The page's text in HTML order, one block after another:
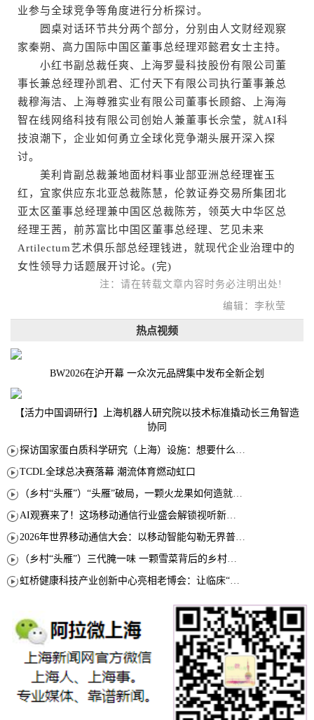
业参与全球竞争等角度进行分析探讨。
圆桌对话环节共分两个部分，分别由人文财经观察
家秦朔、高力国际中国区董事总经理邓懿君女士主持。
小红书副总裁任爽、上海罗曼科技股份有限公司董
事长兼总经理孙凯君、汇付天下有限公司执行董事兼总
裁穆海洁、上海尊雅实业有限公司董事长顾鎔、上海海
智在线网络科技有限公司创始人兼董事长佘莹，就AI科
技浪潮下，企业如何勇立全球化竞争潮头展开深入探
讨。
美利肯副总裁兼地面材料事业部亚洲总经理崔玉
红，宜家供应东北亚总裁陈慧，伦敦证券交易所集团北
亚太区董事总经理兼中国区总裁陈芳，领英大中华区总
经理王茜，前苏富比中国区董事总经理、艺见未来
Artilectum艺术俱乐部总经理钱进，就现代企业治理中的
女性领导力话题展开讨论。(完)
注：请在转载文章内容时务必注明出处!
编辑：李秋莹
热点视频
BW2026在沪开幕 一众次元品牌集中发布全新企划
【活力中国调研行】上海机器人研究院以技术标准撬动长三角智造
协同
TCDL全球总决赛落幕 潮流体育燃动虹口